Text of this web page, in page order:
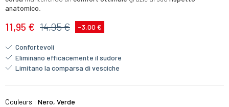
anatomico.
11,95 € 14,95 € -3,00 €
Confortevoli
Eliminano efficacemente il sudore
Limitano la comparsa di vesciche
Couleurs : Nero, Verde